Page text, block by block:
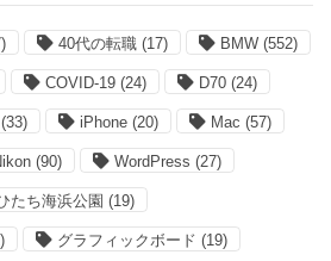
40代の転職 (17) BMW (552)
COVID-19 (24) D70 (24)
(33) iPhone (20) Mac (57)
(90) WordPress (27)
たち海浜公園 (19)
グラフィックボード (19)